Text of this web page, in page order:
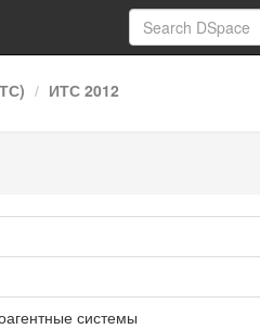
ИТС 2012
системы